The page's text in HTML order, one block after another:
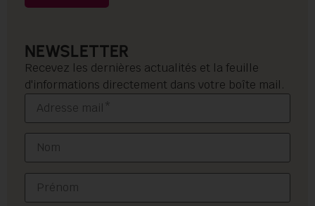
NEWSLETTER
Recevez les dernières actualités et la feuille
d'informations directement dans votre boîte mail.